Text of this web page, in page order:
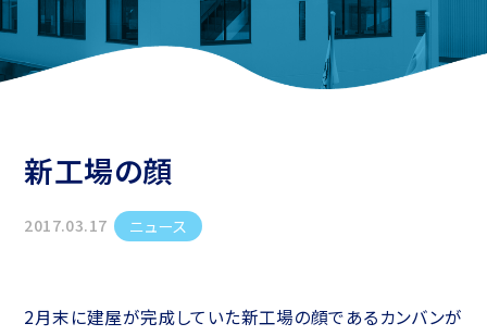
新工場の顔
2017.03.17 ニュース
2月末に建屋が完成していた新工場の顔であるカンバンが